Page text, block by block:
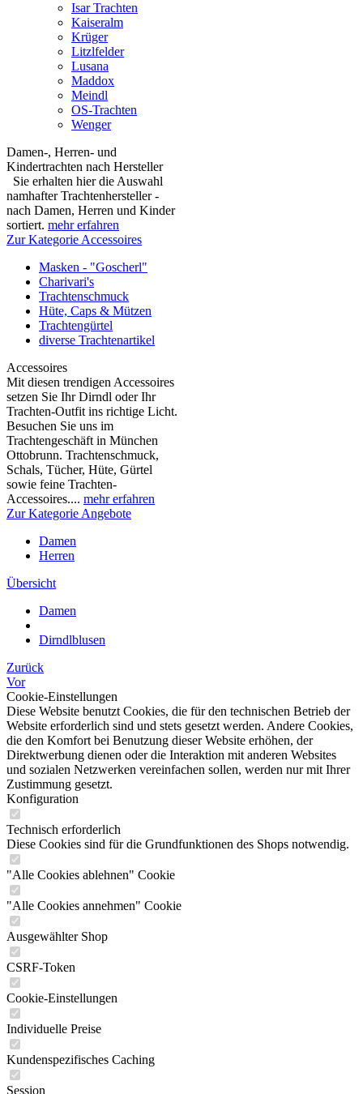
Isar Trachten
Kaiseralm
Krüger
Litzlfelder
Lusana
Maddox
Meindl
OS-Trachten
Wenger
Damen-, Herren- und
Kindertrachten nach Hersteller
Sie erhalten hier die Auswahl
namhafter Trachtenhersteller -
nach Damen, Herren und Kinder
sortiert. mehr erfahren
Zur Kategorie Accessoires
Masken - "Goscherl"
Charivari's
Trachtenschmuck
Hüte, Caps & Mützen
Trachtengürtel
diverse Trachtenartikel
Accessoires
Mit diesen trendigen Accessoires
setzen Sie Ihr Dirndl oder Ihr
Trachten-Outfit ins richtige Licht.
Besuchen Sie uns im
Trachtengeschäft in München
Ottobrunn. Trachtenschmuck,
Schals, Tücher, Hüte, Gürtel
sowie feine Trachten-
Accessoires.... mehr erfahren
Zur Kategorie Angebote
Damen
Herren
Übersicht
Damen
Dirndlblusen
Zurück
Vor
Cookie-Einstellungen
Diese Website benutzt Cookies, die für den technischen Betrieb der
Website erforderlich sind und stets gesetzt werden. Andere Cookies,
die den Komfort bei Benutzung dieser Website erhöhen, der
Direktwerbung dienen oder die Interaktion mit anderen Websites
und sozialen Netzwerken vereinfachen sollen, werden nur mit Ihrer
Zustimmung gesetzt.
Konfiguration
Technisch erforderlich
Diese Cookies sind für die Grundfunktionen des Shops notwendig.
"Alle Cookies ablehnen" Cookie
"Alle Cookies annehmen" Cookie
Ausgewählter Shop
CSRF-Token
Cookie-Einstellungen
Individuelle Preise
Kundenspezifisches Caching
Session